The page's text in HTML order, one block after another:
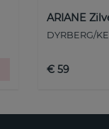
ARIANE
DYRBERG/
€ 59